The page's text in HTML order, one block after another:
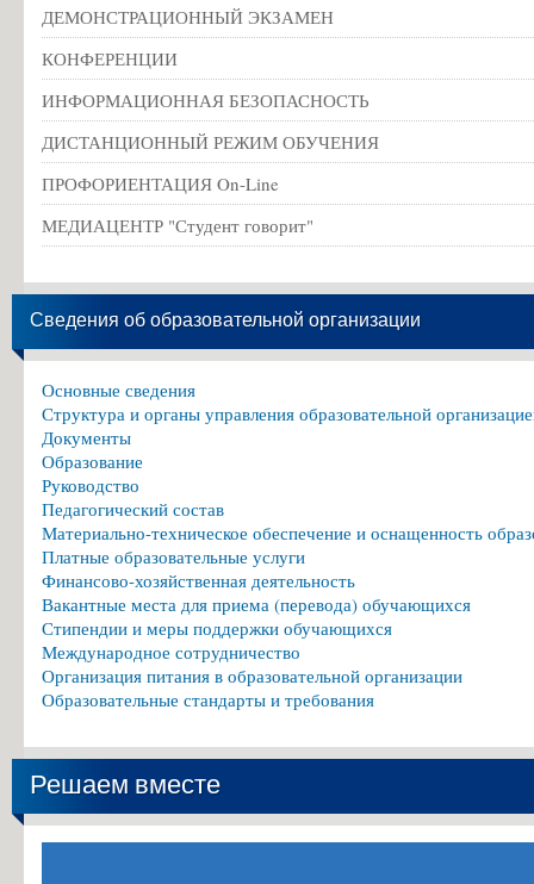
ДЕМОНСТРАЦИОННЫЙ ЭКЗАМЕН
КОНФЕРЕНЦИИ
ИНФОРМАЦИОННАЯ БЕЗОПАСНОСТЬ
ДИСТАНЦИОННЫЙ РЕЖИМ ОБУЧЕНИЯ
ПРОФОРИЕНТАЦИЯ On-Line
МЕДИАЦЕНТР "Студент говорит"
Сведения об образовательной организации
Основные сведения
Структура и органы управления образовательной
Документы
Образование
Руководство
Педагогический состав
Материально-техническое обеспечение и оснащенность
Платные образовательные услуги
Финансово-хозяйственная деятельность
Вакантные места для приема (перевода) обучающихся
Стипендии и меры поддержки обучающихся
Международное сотрудничество
Организация питания в образовательной организации
Образовательные стандарты и требования
Решаем вместе